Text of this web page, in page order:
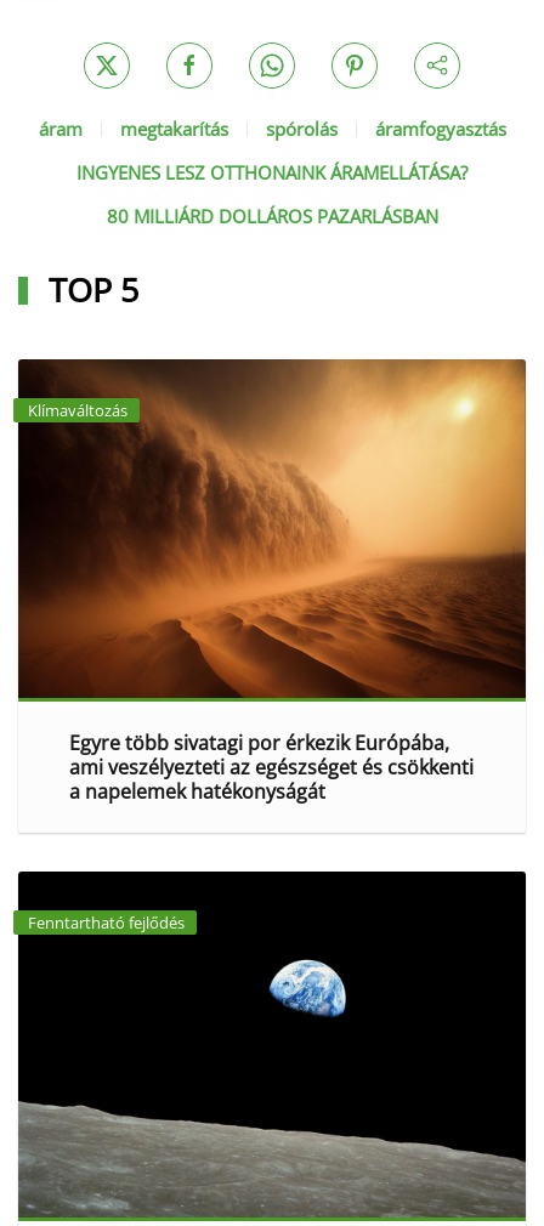
áram megtakarítás spórolás
áramfogyasztás
INGYENES LESZ OTTHONAINK ÁRAMELLÁTÁSA?
80 MILLIÁRD DOLLÁROS PAZARLÁSBAN
TOP 5
Klímaváltozás
Egyre több sivatagi por érkezik Európába,
ami veszélyezteti az egészséget és csökkenti
a napelemek hatékonyságát
Fenntartható fejlődés